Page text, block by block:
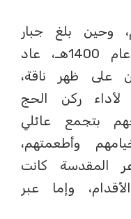
وحين بلغ جبار
أربعين عامًا وتحديدًا في عام 1400هـ، عاد
على ظهر ناقة،
لأداء ركن الحج
بتجمع عائلي
وأطعمتهم،
المقدسة كانت
وإما عبر